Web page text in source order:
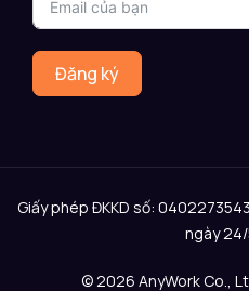
Đăng ký
Giấy phép ĐKKD số:
ngày
© 2026 AnyWork Co.,